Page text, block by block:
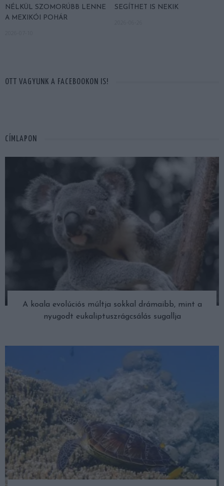
NÉLKÜL SZOMORÚBB LENNE
A MEXIKÓI POHÁR
SEGÍTHET IS NEKIK
OTT VAGYUNK A FACEBOOKON IS!
CÍMLAPON
A koala evolúciós múltja sokkal drámaibb, mint a
nyugodt eukaliptuszrágcsálás sugallja